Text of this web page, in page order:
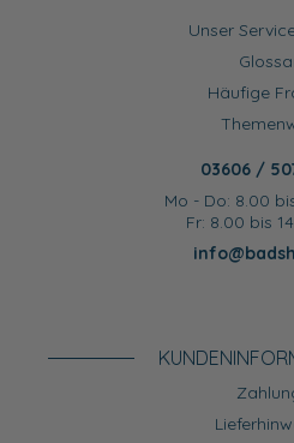
Unser
Häufige
03606 /
Mo - Do: 8.00
Fr: 8.00 bis